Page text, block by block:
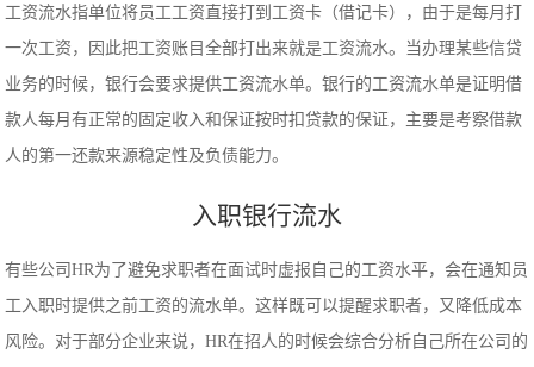
工资流水指单位将员工工资直接打到工资卡（借记卡），由于是每月打
一次工资，因此把工资账目全部打出来就是工资流水。当办理某些信贷
业务的时候，银行会要求提供工资流水单。银行的工资流水单是证明借
款人每月有正常的固定收入和保证按时扣贷款的保证，主要是考察借款
人的第一还款来源稳定性及负债能力。
入职银行流水
有些公司HR为了避免求职者在面试时虚报自己的工资水平，会在通知员
工入职时提供之前工资的流水单。这样既可以提醒求职者，又降低成本
风险。对于部分企业来说，HR在招人的时候会综合分析自己所在公司的